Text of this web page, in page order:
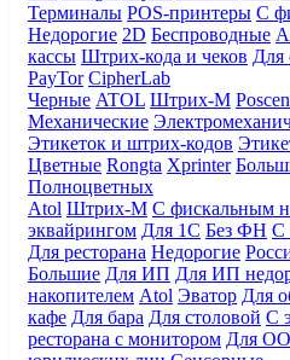
Терминалы POS-принтеры С
Недорогие 2D Беспроводные
кассы Штрих-кода и чеков Для
PayTor CipherLab
Черные ATOL Штрих-М
Механические
Этикеток и штрих-кодов
Цветные Rongta Xprinter
Полноцветных
Atol Штрих-М С фискальным
эквайрингом Для 1С Без ФН С
Для ресторана Недорогие
Большие Для ИП Для ИП
накопителем Atol Эватор Для
кафе Для бара Для столовой С
ресторана с монитором Для